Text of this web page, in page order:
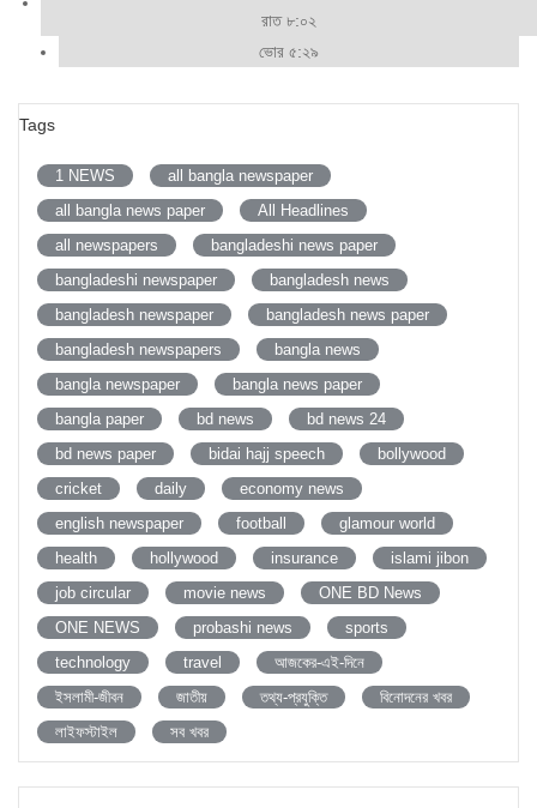
রাত ৮:০২
ভোর ৫:২৯
Tags
1 NEWS
all bangla newspaper
all bangla news paper
All Headlines
all newspapers
bangladeshi news paper
bangladeshi newspaper
bangladesh news
bangladesh newspaper
bangladesh news paper
bangladesh newspapers
bangla news
bangla newspaper
bangla news paper
bangla paper
bd news
bd news 24
bd news paper
bidai hajj speech
bollywood
cricket
daily
economy news
english newspaper
football
glamour world
health
hollywood insurance
islami jibon
job circular
movie news
ONE BD News
ONE NEWS
probashi news
sports
technology
travel
আজকের-এই-দিনে
ইসলামী-জীবন
জাতীয় তথ্য-প্রযুক্তি
বিনোদনের খবর
লাইফস্টাইল
সব খবর